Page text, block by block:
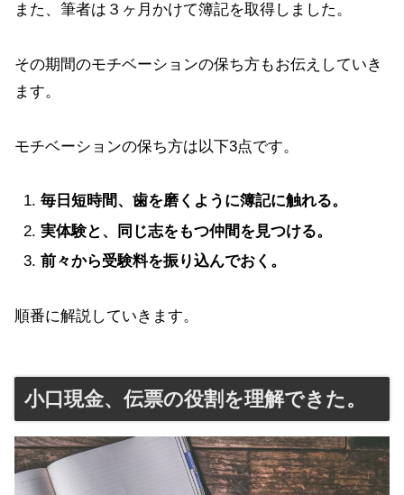
また、筆者は３ヶ月かけて簿記を取得しました。
その期間のモチベーションの保ち方もお伝えしていき
ます。
モチベーションの保ち方は以下3点です。
毎日短時間、歯を磨くように簿記に触れる。
実体験と、同じ志をもつ仲間を見つける。
前々から受験料を振り込んでおく。
順番に解説していきます。
小口現金、伝票の役割を理解できた。